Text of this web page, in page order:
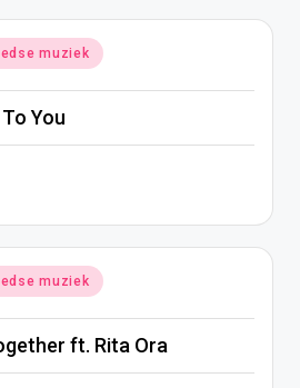
muziek
You
muziek
ft. Rita Ora